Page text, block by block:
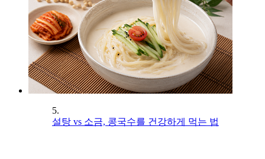
5.
설탕 vs 소금, 콩국수를 건강하게 먹는 법